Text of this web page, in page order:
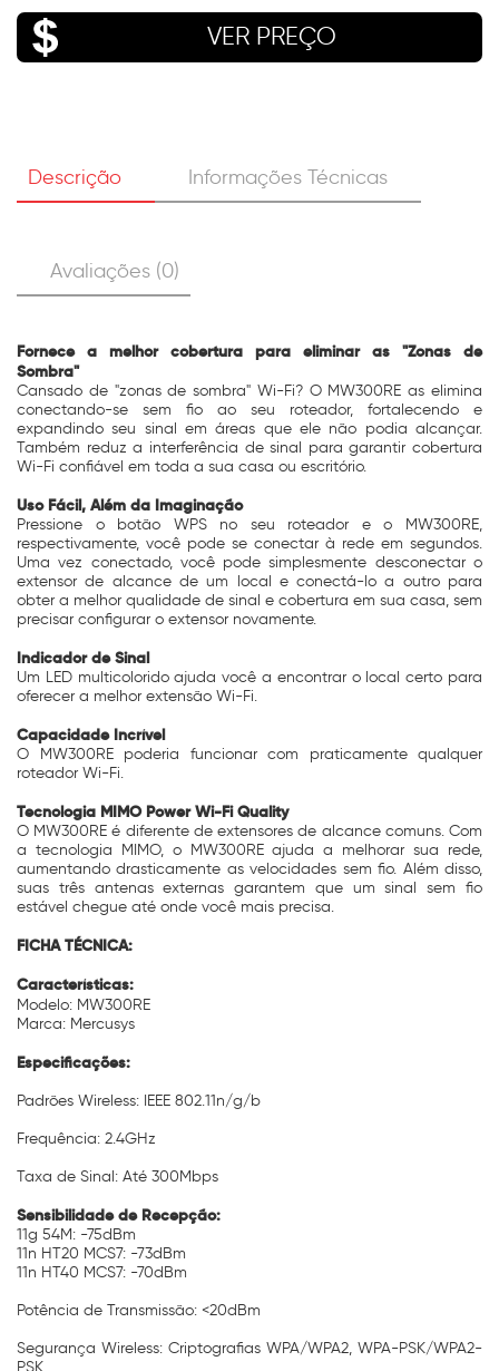
VER PREÇO
Descrição Informações Técnicas
Avaliações (0)
Fornece a melhor cobertura para eliminar as "Zonas de
Sombra"
Cansado de "zonas de sombra" Wi-Fi? O MW300RE as elimina
conectando-se sem fio ao seu roteador, fortalecendo e
expandindo seu sinal em áreas que ele não podia alcançar.
Também reduz a interferência de sinal para garantir cobertura
Wi-Fi confiável em toda a sua casa ou escritório.
Uso Fácil, Além da Imaginação
Pressione o botão WPS no seu roteador e o MW300RE,
respectivamente, você pode se conectar à rede em segundos.
Uma vez conectado, você pode simplesmente desconectar o
extensor de alcance de um local e conectá-lo a outro para
obter a melhor qualidade de sinal e cobertura em sua casa, sem
precisar configurar o extensor novamente.
Indicador de Sinal
Um LED multicolorido ajuda você a encontrar o local certo para
oferecer a melhor extensão Wi-Fi.
Capacidade Incrível
O MW300RE poderia funcionar com praticamente qualquer
roteador Wi-Fi.
Tecnologia MIMO Power Wi-Fi Quality
O MW300RE é diferente de extensores de alcance comuns. Com
a tecnologia MIMO, o MW300RE ajuda a melhorar sua rede,
aumentando drasticamente as velocidades sem fio. Além disso,
suas três antenas externas garantem que um sinal sem fio
estável chegue até onde você mais precisa.
FICHA TÉCNICA:
Características:
Modelo: MW300RE
Marca: Mercusys
Especificações:
Padrões Wireless: IEEE 802.11n/g/b
Frequência: 2.4GHz
Taxa de Sinal: Até 300Mbps
Sensibilidade de Recepção:
11g 54M: -75dBm
11n HT20 MCS7: -73dBm
11n HT40 MCS7: -70dBm
Potência de Transmissão: <20dBm
Segurança Wireless: Criptografias WPA/WPA2, WPA-PSK/WPA2-
PSK